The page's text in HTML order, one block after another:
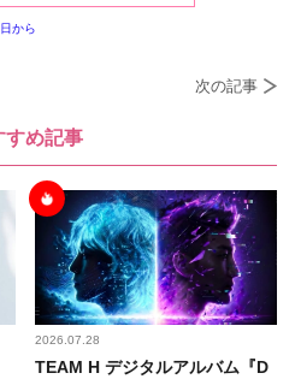
から
次の記事
すめ記事
2026.07.28
TEAM H デジタルアルバム『D